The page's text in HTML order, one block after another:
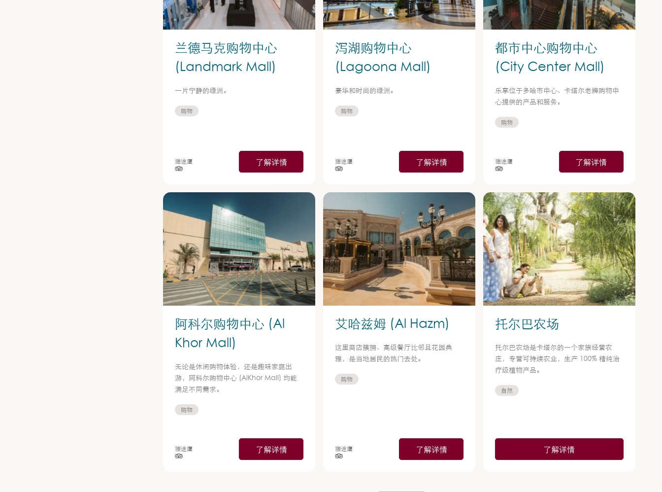
购物
兰德马克购物中心
(Landmark Mall)
一片宁静的绿洲。
猫途鹰
星级（按 5 星制评分），依据为
了解详情
购物
泻湖购物中心
(Lagoona Mall)
豪华和时尚的绿洲。
猫途鹰
星级（按 5 星制评分），依据为
了解详情
购物
都市中心购物中心
(City Center Mall)
乐享位于多哈市中心、卡塔尔老牌购物中
心提供的产品和服务。
猫途鹰
星级（按 5 星制评分），依据为
了解详情
购物
阿科尔购物中心 (Al
Khor Mall)
无论是休闲购物体验，还是趣味家庭出
游，阿科尔购物中心 (AlKhor Mall) 均能
满足不同需求。
猫途鹰
星级（按 5 星制评分），依据为
了解详情
购物
艾哈兹姆 (Al Hazm)
这里商店簇拥、高级餐厅比邻且花园典
雅，是当地居民的热门去处。
猫途鹰
星级（按 5 星制评分），依据为
了解详情
自然
托尔巴农场
托尔巴农场是卡塔尔的一个家族经营农
庄，专营可持续农业，生产 100% 精纯治
疗级植物产品。
了解详情